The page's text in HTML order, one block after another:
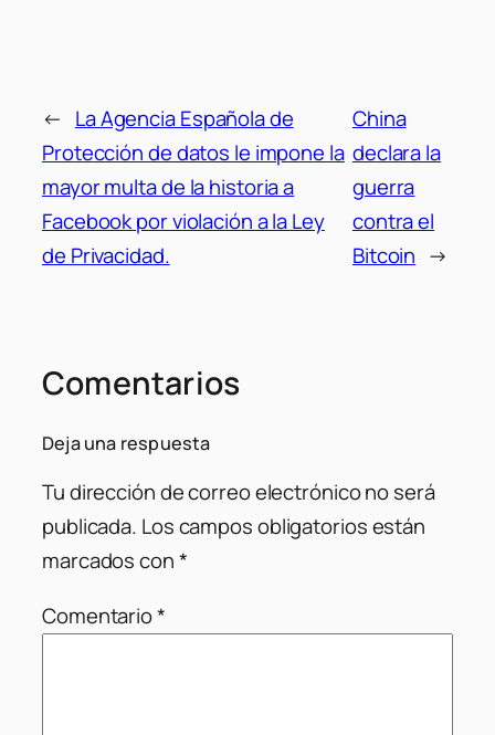
← La Agencia Española de
Protección de datos le impone la
mayor multa de la historia a
Facebook por violación a la Ley
de Privacidad.
China
declara la
guerra
contra el
Bitcoin →
Comentarios
Deja una respuesta
Tu dirección de correo electrónico no será
publicada. Los campos obligatorios están
marcados con*
Comentario*